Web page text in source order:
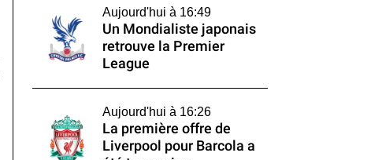
Aujourd'hui à 16:49
Un Mondialiste japonais
retrouve la Premier
League
Aujourd'hui à 16:26
La première offre de
Liverpool pour Barcola a